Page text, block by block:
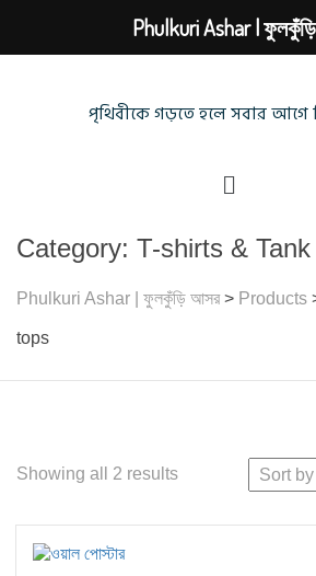
পৃথিবীকে গড়তে হলে সবার
Category: T-shirts &
Phulkuri Ashar | ফুলকুঁড়ি আসর> Products
tops
Showing all 2 results
Phulkuri Ashar |